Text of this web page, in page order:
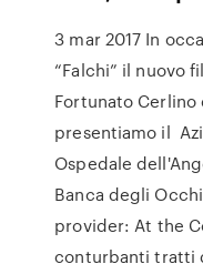
3 mar 2017 In
“Falchi” il nuovo
Fortunato Cerlino
presentiamo il
Ospedale
Banca degli
provider: At the
conturbanti tratti